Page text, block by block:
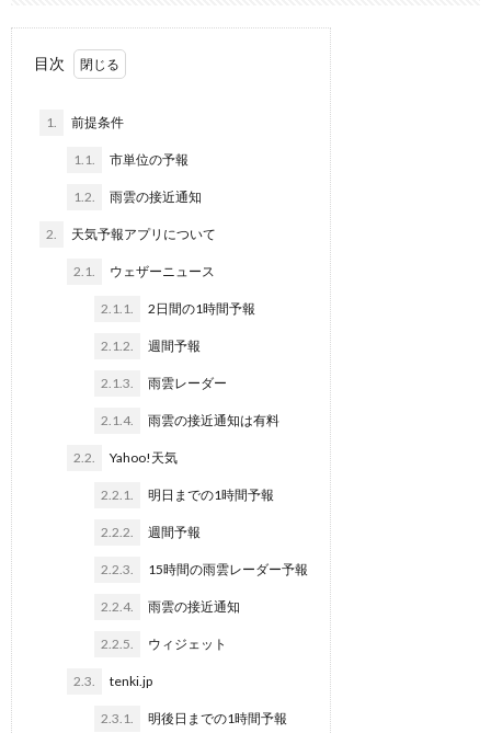
目次
1. 前提条件
1.1. 市単位の予報
1.2. 雨雲の接近通知
2. 天気予報アプリについて
2.1. ウェザーニュース
2.1.1. 2日間の1時間予報
2.1.2. 週間予報
2.1.3. 雨雲レーダー
2.1.4. 雨雲の接近通知は有料
2.2. Yahoo!天気
2.2.1. 明日までの1時間予報
2.2.2. 週間予報
2.2.3. 15時間の雨雲レーダー予報
2.2.4. 雨雲の接近通知
2.2.5. ウィジェット
2.3. tenki.jp
2.3.1. 明後日までの1時間予報